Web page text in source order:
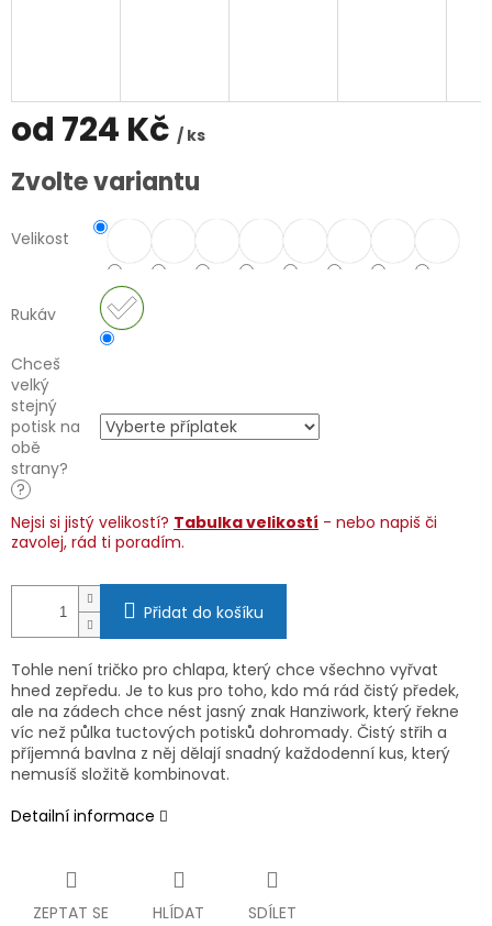
od 724 Kč / ks
Měrná
cena:
Zvolte variantu
Velikost
Rukáv
Chceš
velký
stejný
potisk na
obě
strany?
?
Nejsi si jistý velikostí? Tabulka velikostí - nebo napiš či
zavolej, rád ti poradím.
Přidat do košíku
Tohle není tričko pro chlapa, který chce všechno vyřvat
hned zepředu. Je to kus pro toho, kdo má rád čistý předek,
ale na zádech chce nést jasný znak Hanziwork, který řekne
víc než půlka tuctových potisků dohromady. Čistý střih a
příjemná bavlna z něj dělají snadný každodenní kus, který
nemusíš složitě kombinovat.
Detailní informace
ZEPTAT SE HLÍDAT SDÍLET